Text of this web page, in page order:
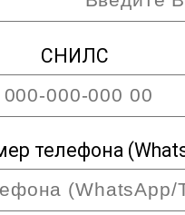
СНИЛС
телефона